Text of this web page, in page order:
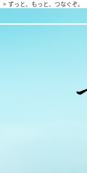
ずっと、もっと、つなぐぞ。